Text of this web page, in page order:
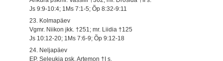
Js 9:9-10:4; 1Ms 7:1-5; Õp 8:32-9:11
23. Kolmapäev
Vgmr. Niikon jkk. †251; mr. Liidia †125
Js 10:12-20; 1Ms 7:6-9; Õp 9:12-18
24. Neljapäev
EP. Seleukia psk. Artemon †I s.